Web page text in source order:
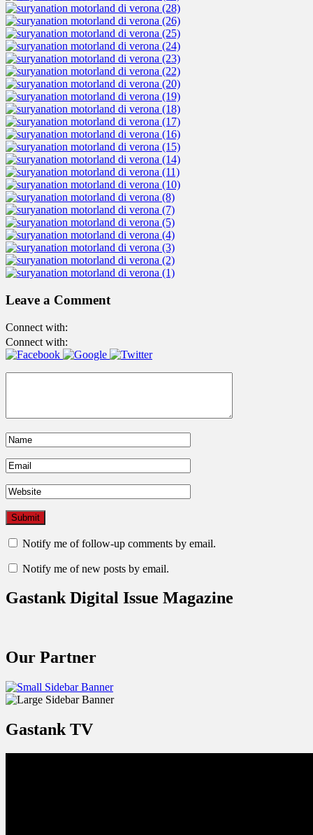
Leave a Comment
Connect with:
Connect with:
Notify me of follow-up comments by email.
Notify me of new posts by email.
Gastank Digital Issue Magazine
Our Partner
Gastank TV